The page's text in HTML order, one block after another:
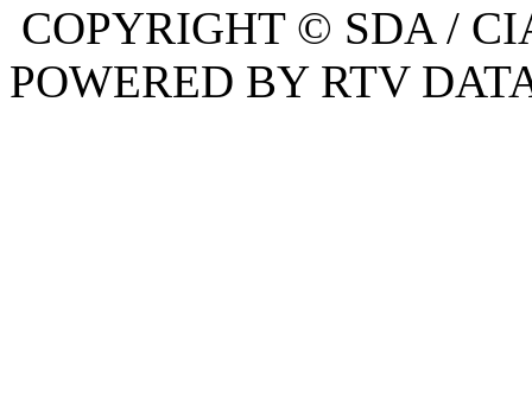
COPYRIGHT © SDA /
POWERED BY RTV